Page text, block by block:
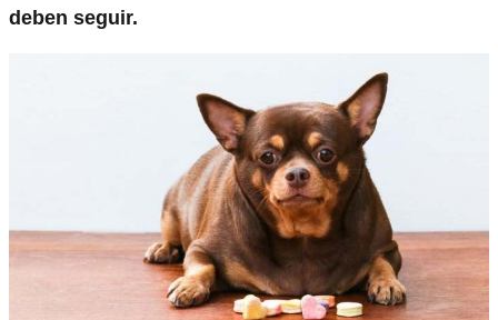
deben seguir.